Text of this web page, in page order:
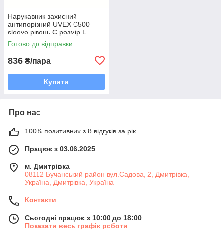
Нарукавник захисний
антипорізний UVEX C500
sleeve рівень C розмір L
Готово до відправки
836 ₴/пара
Купити
Про нас
100% позитивних з 8 відгуків за рік
Працює з 03.06.2025
м. Дмитрiвка
08112 Бучанський район вул.Садова, 2, Дмитрівка,
Україна, Дмитрiвка, Україна
Контакти
Сьогодні працює з 10:00 до 18:00
Показати весь графік роботи